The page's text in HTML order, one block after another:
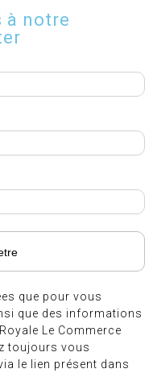
à notre
que pour vous
que des informations
Le Commerce
toujours vous
le lien présent dans